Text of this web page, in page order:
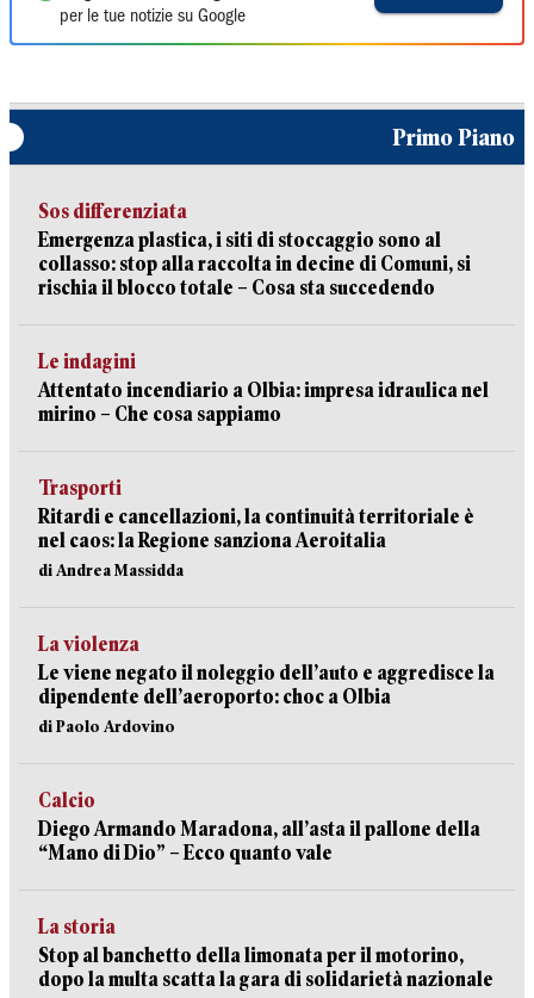
per le tue notizie su Google
Primo Piano
Sos differenziata
Emergenza plastica, i siti di stoccaggio sono al
collasso: stop alla raccolta in decine di Comuni, si
rischia il blocco totale – Cosa sta succedendo
Le indagini
Attentato incendiario a Olbia: impresa idraulica nel
mirino – Che cosa sappiamo
Trasporti
Ritardi e cancellazioni, la continuità territoriale è
nel caos: la Regione sanziona Aeroitalia
di Andrea Massidda
La violenza
Le viene negato il noleggio dell’auto e aggredisce la
dipendente dell’aeroporto: choc a Olbia
di Paolo Ardovino
Calcio
Diego Armando Maradona, all’asta il pallone della
“Mano di Dio” – Ecco quanto vale
La storia
Stop al banchetto della limonata per il motorino,
dopo la multa scatta la gara di solidarietà nazionale